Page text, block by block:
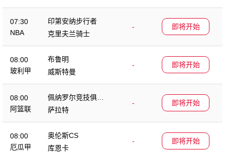
07:30
NBA
印第安纳步行者
-
克里夫兰骑士
即将开始
08:00
玻利甲
布鲁明
-
威斯特曼
即将开始
08:00
阿篮联
佩纳罗尔竞技俱乐
部
-
萨拉特
即将开始
08:00
厄瓜甲
奥伦斯CS
-
库恩卡
即将开始